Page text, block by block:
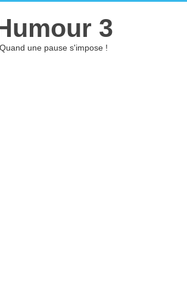
3
Quand une pause s'impose !